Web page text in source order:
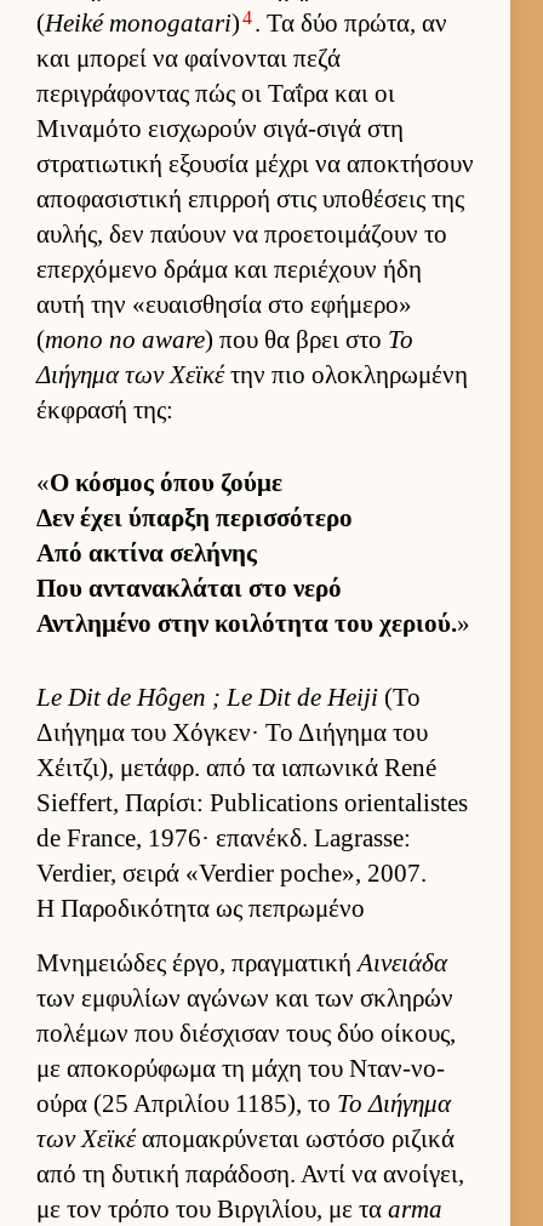
(Heiké monogatari)4. Τα δύο πρώτα, αν
και μπορεί να φαί­νονται πεζά
περιγράφοντας πώς οι Ταΐρα και οι
Μιναμότο ει­σχωρούν σιγά-σιγά στη
στρατιω­τική εξου­σία μέχρι να αποκτήσουν
αποφασιστική επιρ­ροή στις υποθέσεις της
αυ­λής, δεν παύ­ουν να προε­τοι­μάζουν το
επερ­χόμενο δράμα και περιέχουν ήδη
αυτή την «ευαι­σθησία στο εφήμερο»
(mono no aware) που θα βρει στο Το
Διήγημα των Χεϊκέτην πιο ολοκληρωμένη
έκ­φρασή της:
«Ο κόσμος όπου ζούμε
Δεν έχει ύπαρξη περισ­σότερο
Από ακτίνα σελήνης
Που αντανακλάται στο νερό
Αντλημένο στην κοι­λότητα του χεριού.»
Le Dit de Hôgen ; Le Dit de Heiji (Το
Διήγημα του Χόγκεν· Το Διήγημα του
Χέιτζι), μετάφρ. από τα ια­πωνικά René
Sieffert, Παρίσι: Publications orientalistes
de France, 1976· επανέκδ. Lagrasse:
Verdier, σειρά «Verdier poche», 2007.
Η Παροδικότητα ως πεπρωμένο
Μνημειώδες έρ­γο, πραγ­ματικήΑινειάδα
των εμ­φυλίων αγώνων και των σκληρών
πολέμων που διέσχισαν τους δύο οί­κους,
με αποκορύφωμα τη μάχη του Νταν-νο-
ούρα (25 Απριλίου 1185), το Το Διήγημα
των Χεϊκέαπομακρύνεται ωστόσο ριζικά
από τη δυτική παράδοση. Αντί να ανοί­γει,
με τον τρόπο του Βιρ­γιλίου, με τα arma